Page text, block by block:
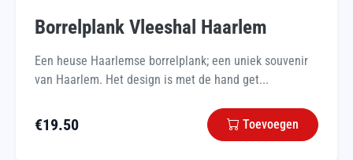
Borrelplank Vleeshal Haarlem
Een heuse Haarlemse borrelplank; een uniek souvenir
van Haarlem. Het design is met de hand get...
€19.50 Toevoegen